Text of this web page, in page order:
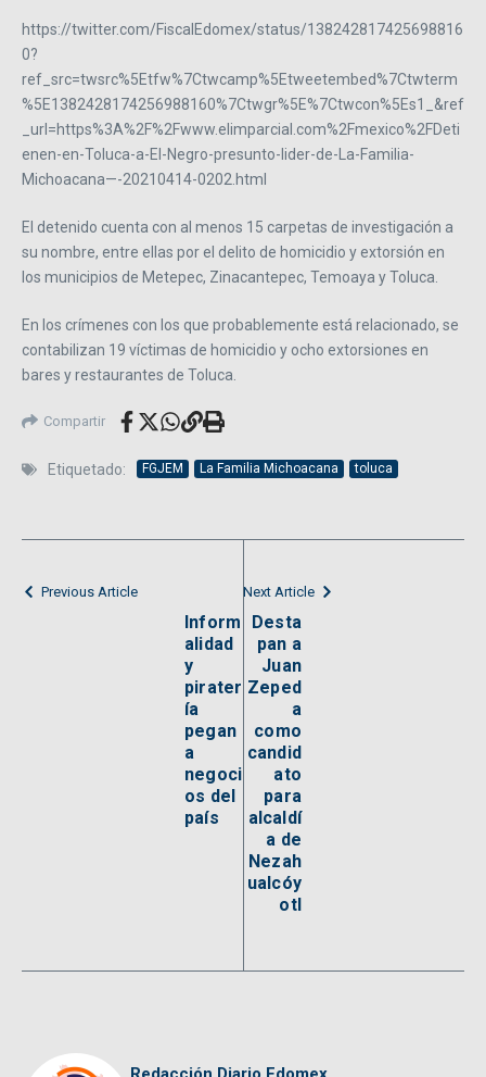
https://twitter.com/FiscalEdomex/status/138242817425698816
0?
ref_src=twsrc%5Etfw%7Ctwcamp%5Etweetembed%7Ctwterm
%5E1382428174256988160%7Ctwgr%5E%7Ctwcon%5Es1_&ref
_url=https%3A%2F%2Fwww.elimparcial.com%2Fmexico%2FDeti
enen-en-Toluca-a-El-Negro-presunto-lider-de-La-Familia-
Michoacana—-20210414-0202.html
El detenido cuenta con al menos 15 carpetas de investigación a
su nombre, entre ellas por el delito de homicidio y extorsión en
los municipios de Metepec, Zinacantepec, Temoaya y Toluca.
En los crímenes con los que probablemente está relacionado, se
contabilizan 19 víctimas de homicidio y ocho extorsiones en
bares y restaurantes de Toluca.
Compartir
Etiquetado: FGJEM La Familia Michoacana toluca
Previous Article
Inform
alidad
y
pirater
ía
pegan
a
negoci
os del
país
Next Article
Desta
pan a
Juan
Zeped
a
como
candid
ato
para
alcaldí
a de
Nezah
ualcóy
otl